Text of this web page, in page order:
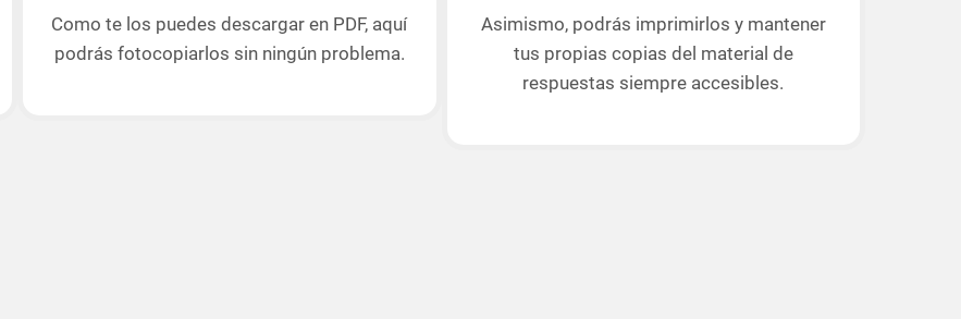
Como te los puedes descargar en PDF, aquí
podrás fotocopiarlos sin ningún problema.
Asimismo, podrás imprimirlos y mantener
tus propias copias del material de
respuestas siempre accesibles.